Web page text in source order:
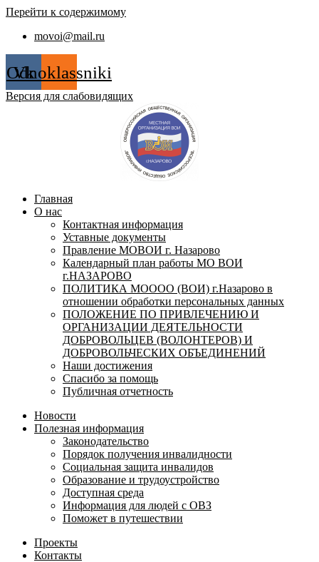
Перейти к содержимому
movoi@mail.ru
Vk
Odnoklassniki
Версия для слабовидящих
Главная
О нас
Контактная информация
Уставные документы
Правление МОВОИ г. Назарово
Календарный план работы МО ВОИ
г.НАЗАРОВО
ПОЛИТИКА МОООО (ВОИ) г.Назарово в
отношении обработки персональных данных
ПОЛОЖЕНИЕ ПО ПРИВЛЕЧЕНИЮ И
ОРГАНИЗАЦИИ ДЕЯТЕЛЬНОСТИ
ДОБРОВОЛЬЦЕВ (ВОЛОНТЕРОВ) И
ДОБРОВОЛЬЧЕСКИХ ОБЪЕДИНЕНИЙ
Наши достижения
Спасибо за помощь
Публичная отчетность
Новости
Полезная информация
Законодательство
Порядок получения инвалидности
Социальная защита инвалидов
Образование и трудоустройство
Доступная среда
Информация для людей с ОВЗ
Поможет в путешествии
Проекты
Контакты